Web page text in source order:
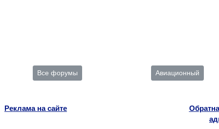
Все форумы Авиационный
Реклама на сайте